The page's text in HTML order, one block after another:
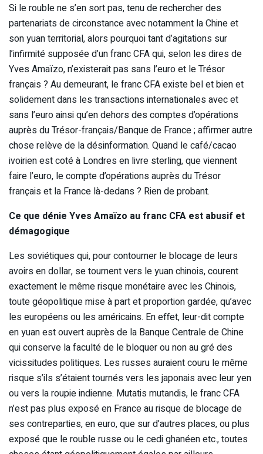
Si le rouble ne s’en sort pas, tenu de rechercher des
partenariats de circonstance avec notamment la Chine et
son yuan territorial, alors pourquoi tant d’agitations sur
l’infirmité supposée d’un franc CFA qui, selon les dires de
Yves Amaïzo, n’existerait pas sans l’euro et le Trésor
français ? Au demeurant, le franc CFA existe bel et bien et
solidement dans les transactions internationales avec et
sans l’euro ainsi qu’en dehors des comptes d’opérations
auprès du Trésor-français/Banque de France ; affirmer autre
chose relève de la désinformation. Quand le café/cacao
ivoirien est coté à Londres en livre sterling, que viennent
faire l’euro, le compte d’opérations auprès du Trésor
français et la France là-dedans ? Rien de probant.
Ce que dénie Yves Amaïzo au franc CFA est abusif et
démagogique
Les soviétiques qui, pour contourner le blocage de leurs
avoirs en dollar, se tournent vers le yuan chinois, courent
exactement le même risque monétaire avec les Chinois,
toute géopolitique mise à part et proportion gardée, qu’avec
les européens ou les américains. En effet, leur-dit compte
en yuan est ouvert auprès de la Banque Centrale de Chine
qui conserve la faculté de le bloquer ou non au gré des
vicissitudes politiques. Les russes auraient couru le même
risque s’ils s’étaient tournés vers les japonais avec leur yen
ou vers la roupie indienne. Mutatis mutandis, le franc CFA
n’est pas plus exposé en France au risque de blocage de
ses contreparties, en euro, que sur d’autres places, ou plus
exposé que le rouble russe ou le cedi ghanéen etc., toutes